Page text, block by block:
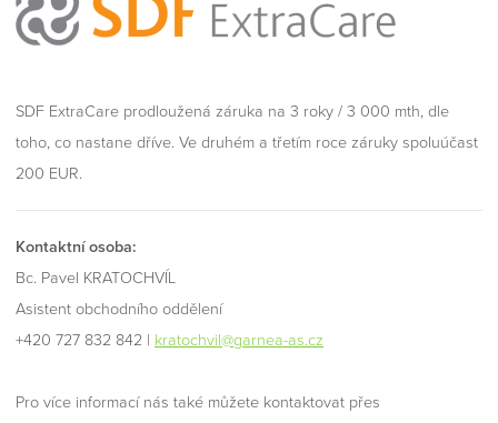
SDF ExtraCare prodloužená záruka na 3 roky / 3 000 mth, dle
toho, co nastane dříve. Ve druhém a třetím roce záruky spoluúčast
200 EUR.
Kontaktní osoba:
Bc. Pavel KRATOCHVÍL
Asistent obchodního oddělení
+420 727 832 842 | kratochvil@garnea-as.cz
Pro více informací nás také můžete kontaktovat přes